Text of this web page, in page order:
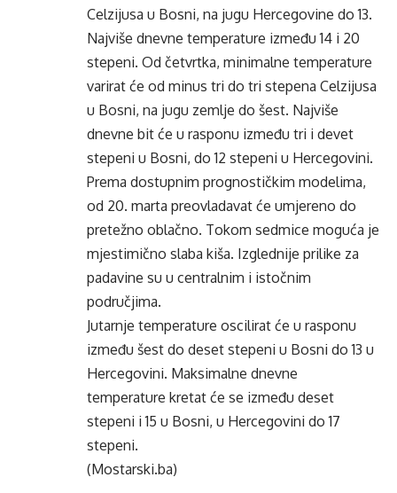
Celzijusa u Bosni, na jugu Hercegovine do 13.
Najviše dnevne temperature između 14 i 20
stepeni. Od četvrtka, minimalne temperature
varirat će od minus tri do tri stepena Celzijusa
u Bosni, na jugu zemlje do šest. Najviše
dnevne bit će u rasponu između tri i devet
stepeni u Bosni, do 12 stepeni u Hercegovini.
Prema dostupnim prognostičkim modelima,
od 20. marta preovladavat će umjereno do
pretežno oblačno. Tokom sedmice moguća je
mjestimično slaba kiša. Izglednije prilike za
padavine su u centralnim i istočnim
područjima.
Jutarnje temperature oscilirat će u rasponu
između šest do deset stepeni u Bosni do 13 u
Hercegovini. Maksimalne dnevne
temperature kretat će se između deset
stepeni i 15 u Bosni, u Hercegovini do 17
stepeni.
(Mostarski.ba)